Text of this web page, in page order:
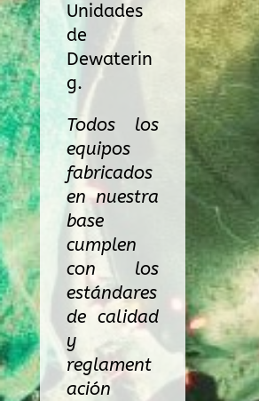
Unidades
de
Dewaterin
g.
Todos los
equipos
fabricados
en nuestra
base
cumplen
con los
estándares
de calidad
y
reglament
ación